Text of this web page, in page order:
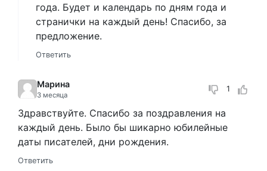
года. Будет и календарь по дням года и
странички на каждый день! Спасибо, за
предложение.
Ответить
Марина
3 месяца
1
Здравствуйте. Спасибо за поздравления на
каждый день. Было бы шикарно юбилейные
даты писателей, дни рождения.
Ответить